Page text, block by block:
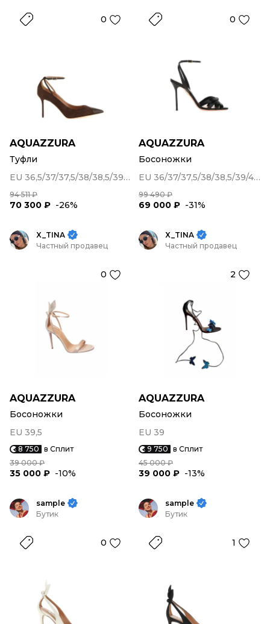
0
AQUAZZURA
Туфли
EU 36,5/37/37,5/38/38,5/39,5/41
94 511 ₽
70 300 ₽ -26%
0
AQUAZZURA
Босоножки
EU 36/37/37,5/38/38,5/39/40/41
99 490 ₽
69 000 ₽ -31%
X_TINA
Частный продавец
0
AQUAZZURA
Босоножки
EU 39,5
8 750 в Сплит
39 000 ₽
35 000 ₽ -10%
X_TINA
Частный продавец
2
AQUAZZURA
Босоножки
EU 39
9 750 в Сплит
45 000 ₽
39 000 ₽ -13%
sample
Бутик
0
sample
Бутик
1